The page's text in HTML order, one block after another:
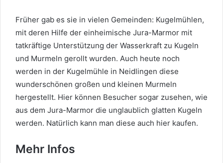
Früher gab es sie in vielen Gemeinden: Kugelmühlen,
mit deren Hilfe der einheimische Jura-Marmor mit
tatkräftige Unterstützung der Wasserkraft zu Kugeln
und Murmeln gerollt wurden. Auch heute noch
werden in der Kugelmühle in Neidlingen diese
wunderschönen großen und kleinen Murmeln
hergestellt. Hier können Besucher sogar zusehen, wie
aus dem Jura-Marmor die unglaublich glatten Kugeln
werden. Natürlich kann man diese auch hier kaufen.
Mehr Infos